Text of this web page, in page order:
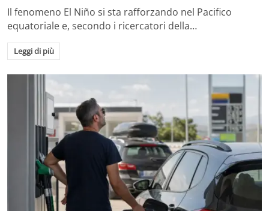
Il fenomeno El Niño si sta rafforzando nel Pacifico
equatoriale e, secondo i ricercatori della…
Leggi di più